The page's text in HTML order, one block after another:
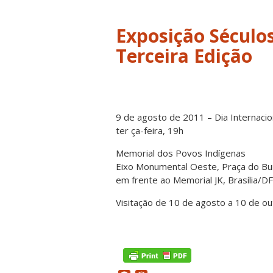
Exposição
Terceira Edição
9 de agosto de 2011 – Dia
ter ça-feira, 19h
Memorial dos Povos Indígenas
Eixo Monumental Oeste, Praça do
em frente ao Memorial JK, Brasília/DF
Visitação de 10 de agosto a 10 de